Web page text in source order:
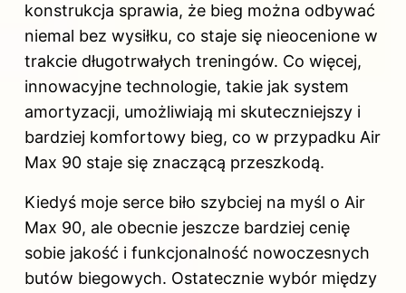
konstrukcja sprawia, że bieg można odbywać
niemal bez wysiłku, co staje się nieocenione w
trakcie długotrwałych treningów. Co więcej,
innowacyjne technologie, takie jak system
amortyzacji, umożliwiają mi skuteczniejszy i
bardziej komfortowy bieg, co w przypadku Air
Max 90 staje się znaczącą przeszkodą.
Kiedyś moje serce biło szybciej na myśl o Air
Max 90, ale obecnie jeszcze bardziej cenię
sobie jakość i funkcjonalność nowoczesnych
butów biegowych. Ostatecznie wybór między